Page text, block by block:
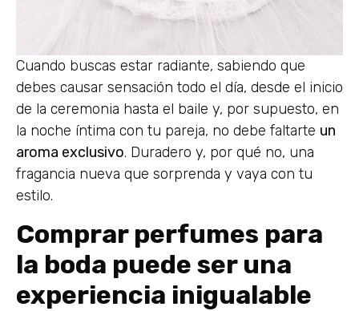
Cuando buscas estar radiante, sabiendo que
debes causar sensación todo el día, desde el inicio
de la ceremonia hasta el baile y, por supuesto, en
la noche íntima con tu pareja, no debe faltarte un
aroma exclusivo. Duradero y, por qué no, una
fragancia nueva que sorprenda y vaya con tu
estilo.
Comprar perfumes para
la boda puede ser una
experiencia inigualable